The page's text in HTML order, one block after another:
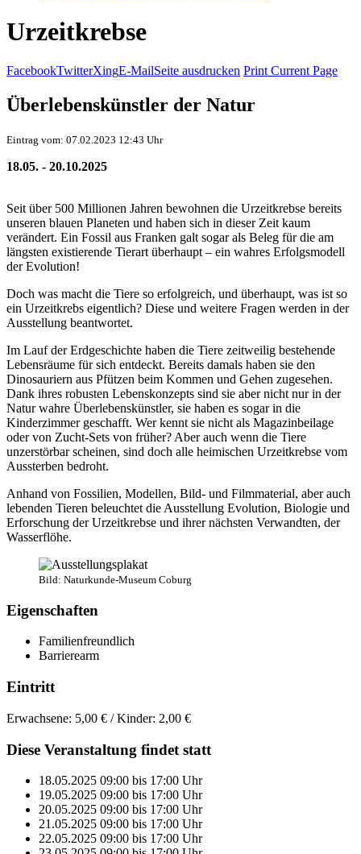
Urzeitkrebse
FacebookTwitterXingE-MailSeite ausdrucken Print Current Page
Überlebenskünstler der Natur
Eintrag vom: 07.02.2023 12:43 Uhr
18.05. - 20.10.2025
Seit über 500 Millionen Jahren bewohnen die Urzeitkrebse bereits
unseren blauen Planeten und haben sich in dieser Zeit kaum
verändert. Ein Fossil aus Franken galt sogar als Beleg für die am
längsten existierende Tierart überhaupt – ein wahres Erfolgsmodell
der Evolution!
Doch was macht die Tiere so erfolgreich, und überhaupt, was ist so
ein Urzeitkrebs eigentlich? Diese und weitere Fragen werden in der
Ausstellung beantwortet.
Im Lauf der Erdgeschichte haben die Tiere zeitweilig bestehende
Lebensräume für sich entdeckt. Bereits damals haben sie den
Dinosauriern aus Pfützen beim Kommen und Gehen zugesehen.
Dank ihres robusten Lebenskonzepts sind sie aber nicht nur in der
Natur wahre Überlebenskünstler, sie haben es sogar in die
Kinderzimmer geschafft. Wer kennt sie nicht als Magazinbeilage
oder von Zucht-Sets von früher? Aber auch wenn die Tiere
unzerstörbar scheinen, sind doch alle heimischen Urzeitkrebse vom
Aussterben bedroht.
Anhand von Fossilien, Modellen, Bild- und Filmmaterial, aber auch
lebenden Tieren beleuchtet die Ausstellung Evolution, Biologie und
Erforschung der Urzeitkrebse und ihrer nächsten Verwandten, der
Wasserflöhe.
Bild: Naturkunde-Museum Coburg
Eigenschaften
Familienfreundlich
Barrierearm
Eintritt
Erwachsene: 5,00 € / Kinder: 2,00 €
Diese Veranstaltung findet statt
18.05.2025 09:00 bis 17:00 Uhr
19.05.2025 09:00 bis 17:00 Uhr
20.05.2025 09:00 bis 17:00 Uhr
21.05.2025 09:00 bis 17:00 Uhr
22.05.2025 09:00 bis 17:00 Uhr